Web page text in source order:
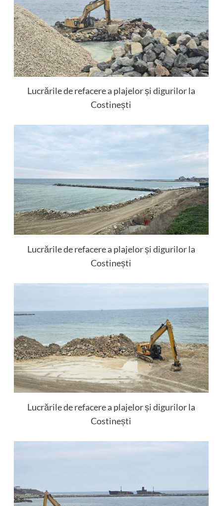
Lucrările de refacere a plajelor și digurilor la
Costinești
Lucrările de refacere a plajelor și digurilor la
Costinești
Lucrările de refacere a plajelor și digurilor la
Costinești